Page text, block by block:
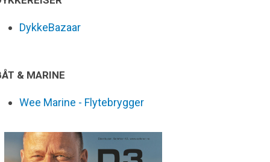
DykkeBazaar
& MARINE
Wee Marine - Flytebrygger